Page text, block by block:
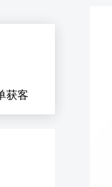
获客